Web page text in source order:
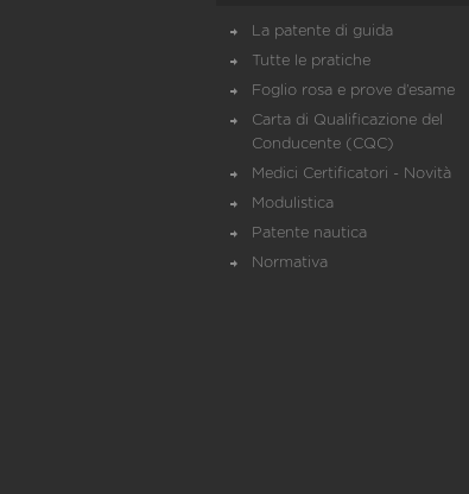
La patente di guida
Tutte le pratiche
Foglio rosa e prove d’esame
Carta di Qualificazione del
Conducente (CQC)
Medici Certificatori - Novità
Modulistica
Patente nautica
Normativa